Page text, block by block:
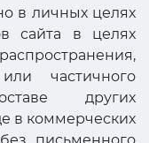
в личных целях
сайта в целях
частичного
других
в коммерческих